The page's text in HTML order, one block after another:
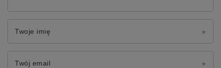
Twoje imię
Twój email